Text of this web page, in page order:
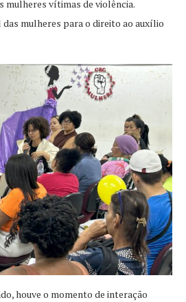
mulheres vítimas de violência.
mulheres para o direito ao auxílio
houve o momento de interação